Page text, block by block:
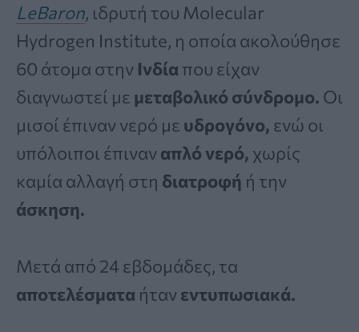
LeBaron, ιδρυτή του Molecular
Hydrogen Institute, η οποία ακολούθησε
60 άτομα στην Ινδία που είχαν
διαγνωστεί με μεταβολικό σύνδρομο. Οι
μισοί έπιναν νερό με υδρογόνο, ενώ οι
υπόλοιποι έπιναν απλό νερό, χωρίς
καμία αλλαγή στη διατροφή ή την
άσκηση.
Μετά από 24 εβδομάδες, τα
αποτελέσματα ήταν εντυπωσιακά.